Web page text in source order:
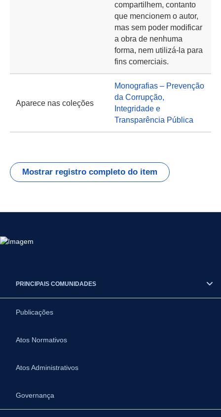
compartilhem, contanto
que mencionem o autor,
mas sem poder modificar
a obra de nenhuma
forma, nem utilizá-la para
fins comerciais.
Aparece nas coleções
Monografias – Prevenção
da Corrupção,
Integridade e
Transparência Pública
Mostrar registro completo do item
PRINCIPAIS COMUNIDADES
Publicações
Atos Normativos
Atos Administrativos
Governança